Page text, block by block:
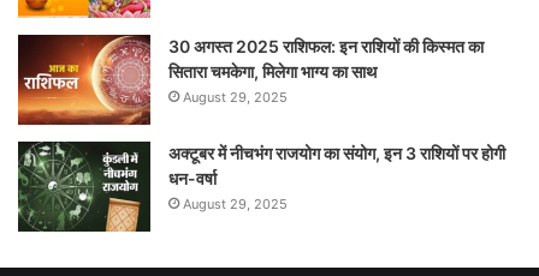
30 अगस्त 2025 राशिफल: इन राशियों की किस्मत का
सितारा चमकेगा, मिलेगा भाग्य का साथ
August 29, 2025
अक्टूबर में नीचभंग राजयोग का संयोग, इन 3 राशियों पर होगी
धन-वर्षा
August 29, 2025